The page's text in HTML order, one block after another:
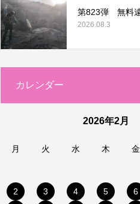
第823弾 無料
2026.08.3
カレンダー
2026年2月
月 火 水 木 金
2
3 4 5 6